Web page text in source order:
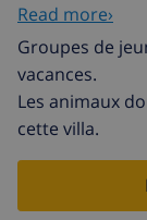
(portable),
disposition:
Internet
logement non-
VUT0441851A3
Urb. Deveses
Read more›
Groupes de
vacances.
Les animaux
cette villa.